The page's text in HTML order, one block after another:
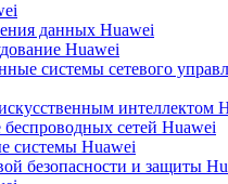
данных Huawei
Huawei
системы сетевого
интеллектом
сетей Huawei
системы Huawei
безопасности и защиты